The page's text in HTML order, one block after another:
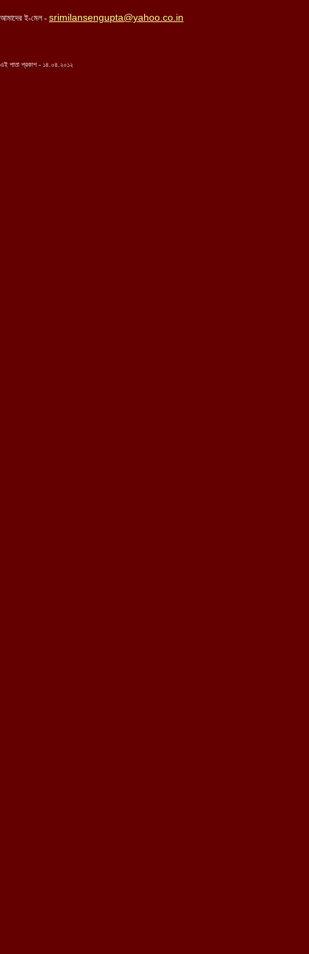
আমাদের ই-মেল - srimilansengupta@yahoo.co.in
এই পাতা প্রকাশ - ১৪.০৪.২০১২